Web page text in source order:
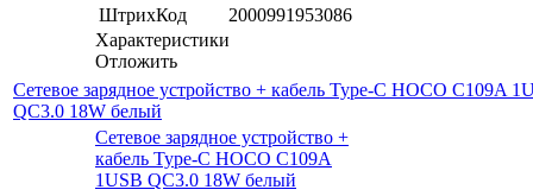
ШтрихКод
2000991953086
Характеристики
Отложить
Сетевое зарядное устройство + кабель Type-C HOCO C109A
QC3.0 18W белый
Сетевое зарядное устройство +
кабель Type-C HOCO C109A
1USB QC3.0 18W белый